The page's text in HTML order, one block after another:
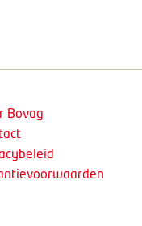
Bovag